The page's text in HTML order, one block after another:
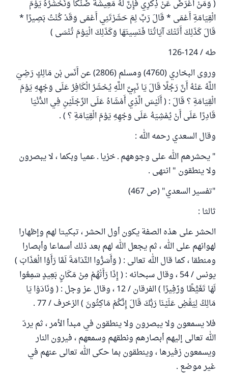
( وَمَنْ أَعْرَضَ عَنْ ذِكْرِي فَإِنَّ لَهُ مَعِيشَةً ضَنْكًا وَنَحْشُرُهُ يَوْمَ
الْقِيَامَةِ أَعْمَى * قَالَ رَبِّ لِمَ حَشَرْتَنِي أَعْمَى وَقَدْ كُنْتُ بَصِيرًا *
قَالَ كَذَلِكَ أَتَتْكَ آيَاتُنَا فَنَسِيتَهَا وَكَذَلِكَ الْيَوْمَ تُنْسَى )
طه / 124-126
وروى البخاري (4760) ومسلم (2806) عن أَنَس بْن مَالِكٍ رَضِيَ
اللَّهُ عَنْهُ أَنَّ رَجُلًا قَالَ يَا نَبِيَّ اللَّهِ يُحْشَرُ الْكَافِرُ عَلَى وَجْهِهِ يَوْمَ
الْقِيَامَةِ ؟ قَالَ : ( أَلَيْسَ الَّذِي أَمْشَاهُ عَلَى الرِّجْلَيْنِ فِي الدُّنْيَا
قَادِرًا عَلَى أَنْ يُمْشِيَهُ عَلَى وَجْهِهِ يَوْمَ الْقِيَامَةِ ؟ ) .
وقال السعدي رحمه الله :
" يحشرهم الله على وجوههم ـ خزيا ـ عميا وبكما ، لا يبصرون
ولا ينطقون " انتهى .
"تفسير السعدي" (ص 467)
ثالثا :
الحشر على هذه الصفة يكون أول الحشر ، تبكيتا لهم وإظهارا
لهوانهم على الله ، ثم يجعل الله لهم بعد ذلك أسماعا وأبصارا
ومنطقا ، كما قال الله تعالى : ( وَأَسَرُّوا النَّدَامَةَ لَمَّا رَأَوُا الْعَذَابَ )
يونس / 54 ، وقال سبحانه : ( إِذَا رَأَتْهُمْ مِنْ مَكَانٍ بَعِيدٍ سَمِعُوا
لَهَا تَغَيُّظًا وَزَفِيرًا ) الفرقان / 12 ، وقال عز وجل : ( وَنَادَوْا يَا
مَالِكُ لِيَقْضِ عَلَيْنَا رَبُّكَ قَالَ إِنَّكُمْ مَاكِثُونَ ) الزخرف / 77 .
فلا يسمعون ولا يبصرون ولا ينطقون في مبدأ الأمر ، ثم يردّ
الله تعالى إليهم أبصارهم ونطقهم وسمعهم ، فيرون النار
ويسمعون زفيرها ، وينطقون بما حكى الله تعالى عنهم في
غير موضع .